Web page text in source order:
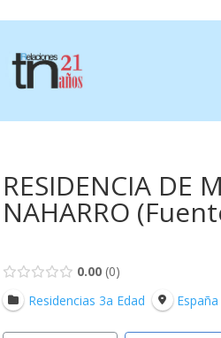
RESIDENCIA DE
NAHARRO
0.00 0
Residencias 3a Edad
España